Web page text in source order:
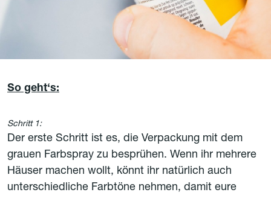
So geht‘s:
Schritt 1:
Der erste Schritt ist es, die Verpackung mit dem
grauen Farbspray zu besprühen. Wenn ihr mehrere
Häuser machen wollt, könnt ihr natürlich auch
unterschiedliche Farbtöne nehmen, damit eure